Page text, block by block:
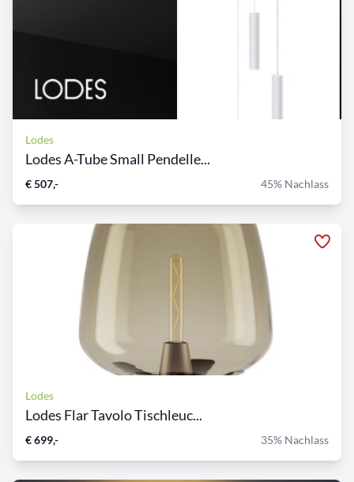
Lodes
Lodes A-Tube Small Pendelle...
€ 507,- 45% Nachlass
Lodes
Lodes Flar Tavolo Tischleuc...
€ 699,- 35% Nachlass